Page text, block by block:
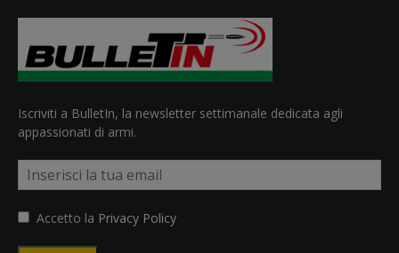
Iscriviti a BulletIn, la newsletter settimanale dedicata agli
appassionati di armi.
Accetto la Privacy Policy